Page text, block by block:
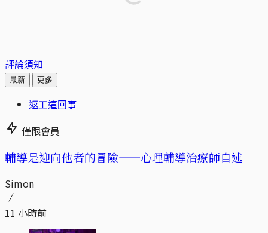
評論須知
最新 更多
返工這回事
僅限會員
輔導是迎向他者的冒險——心理輔導治療師自述
Simon
11 小時前